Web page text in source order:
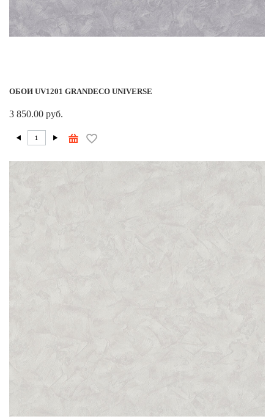
ОБОИ UV1201 GRANDECO UNIVERSE
3 850.00 руб.